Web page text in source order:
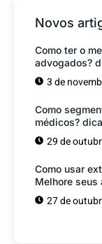
Novos
Como ter o
advogados?
3 de
Como
médicos?
29 de
Como usar
Melhore seus
27 de